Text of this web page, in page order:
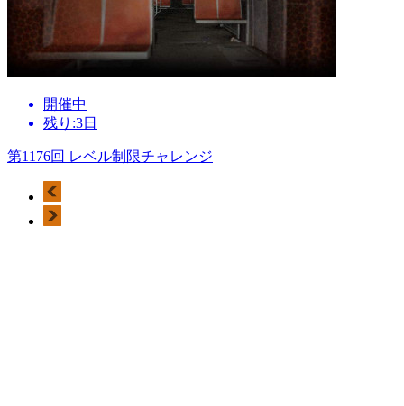
開催中
残り:3日
第1176回 レベル制限チャレンジ